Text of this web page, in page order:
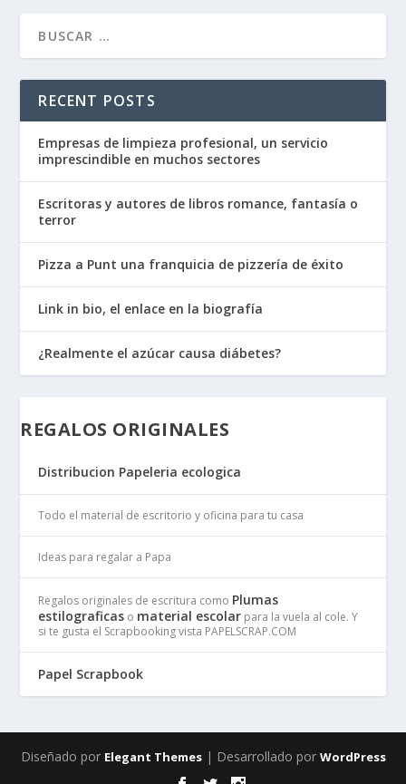
RECENT POSTS
Empresas de limpieza profesional, un servicio
imprescindible en muchos sectores
Escritoras y autores de libros romance, fantasía o
terror
Pizza a Punt una franquicia de pizzería de éxito
Link in bio, el enlace en la biografía
¿Realmente el azúcar causa diábetes?
REGALOS ORIGINALES
Distribucion Papeleria ecologica
Todo el material de escritorio y oficina para tu casa
Ideas para regalar a Papa
Regalos originales de escritura como Plumas
estilograficas o material escolar para la vuela al cole. Y
si te gusta el Scrapbooking vista PAPELSCRAP.COM
Papel Scrapbook
Diseñado por Elegant Themes| Desarrollado por WordPress